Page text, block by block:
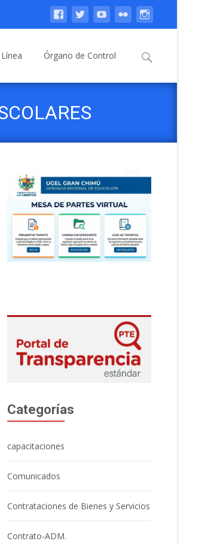
Órgano de Control Buscar:
Categorías
capacitaciones
Comunicados
Contrataciones de Bienes y Servicios
Contrato-ADM.